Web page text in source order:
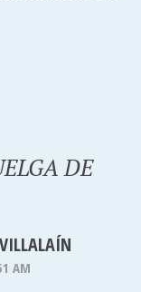
DE
AM